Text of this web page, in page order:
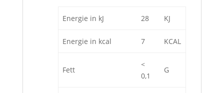
Energie in kJ 28 KJ
Energie in kcal 7 KCAL
Fett
<
0,1
G